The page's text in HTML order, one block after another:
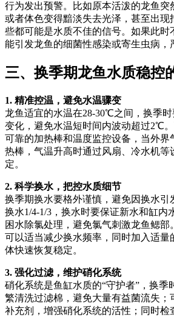
行为发出预警。比如原本活泼的龙鱼突
或者体色变得黯淡失去光泽，甚至出现
些都可能是水质不佳的信号。如果此时
能引发龙鱼的细菌性感染或寄生虫病，
三、换季期龙鱼水质稳控
1. 精准控温，避免水温骤变
龙鱼适宜的水温在28-30℃之间，换季
变化，避免水温短时间内波动超过2℃
可靠的加热棒和温度监控设备，当外界
热棒，气温升高时通过风扇、冷水机等
定。
2. 科学换水，把控水质细节
换季期换水要格外谨慎，避免因换水引
换水1/4-1/3，换水时要保证新水和缸内
困水除氯处理，避免氯气刺激龙鱼鳃部
可以适当减少换水频率，同时加入适量
体快速恢复稳定。
3. 强化过滤，维护硝化系统
硝化系统是鱼缸水质的“守护者”，换季
繁清洗过滤棉，避免大量有益菌流失；
补充剂，增强硝化系统的活性；同时检